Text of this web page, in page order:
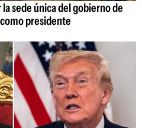
sede única del gobierno de
presidente